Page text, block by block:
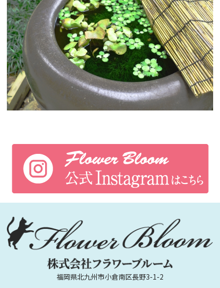
福岡県北九州市小倉南区長野3-1-2